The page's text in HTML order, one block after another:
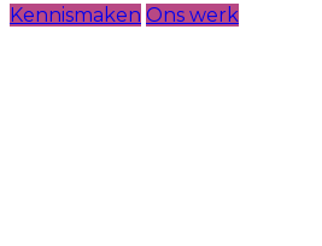
Kennismaken Ons werk